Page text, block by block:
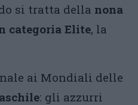
si tratta della nona
categoria Elite, la
ai Mondiali delle
: gli azzurri